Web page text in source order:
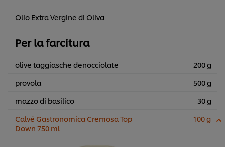
Olio Extra Vergine di Oliva
Per la farcitura
olive taggiasche denocciolate
200 g
provola
500 g
mazzo di basilico
30 g
Calvé Gastronomica Cremosa Top
Down 750 ml
100 g